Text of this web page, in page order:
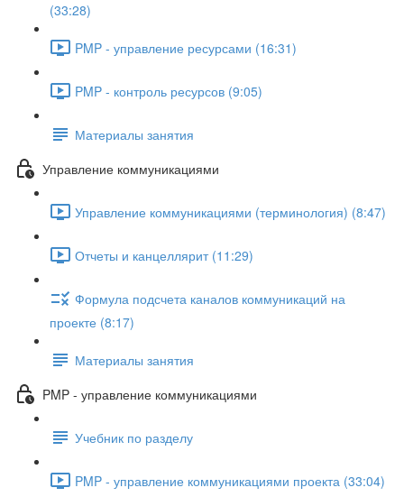
(33:28)
PMP - управление ресурсами (16:31)
PMP - контроль ресурсов (9:05)
Материалы занятия
Управление коммуникациями
Управление коммуникациями (терминология) (8:47)
Отчеты и канцеллярит (11:29)
Формула подсчета каналов коммуникаций на
проекте (8:17)
Материалы занятия
PMP - управление коммуникациями
Учебник по разделу
PMP - управление коммуникациями проекта (33:04)